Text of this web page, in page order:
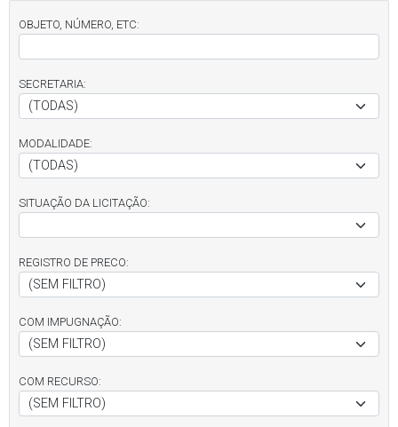
OBJETO, NÚMERO, ETC:
SECRETARIA:
MODALIDADE:
SITUAÇÃO DA LICITAÇÃO:
REGISTRO DE PRECO:
COM IMPUGNAÇÃO:
COM RECURSO: